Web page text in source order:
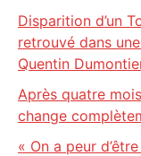
Disparition d’un
retrouvé dans
Quentin
Après quatre
change
« On a peur